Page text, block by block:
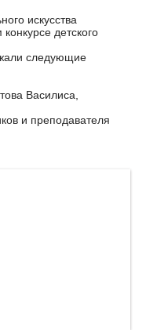
искусства
детского
следующие
Василиса,
и преподавателя